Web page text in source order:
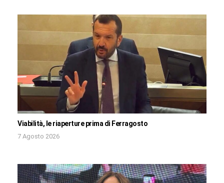
Viabilità, le riaperture prima di Ferragosto
7 Agosto 2026